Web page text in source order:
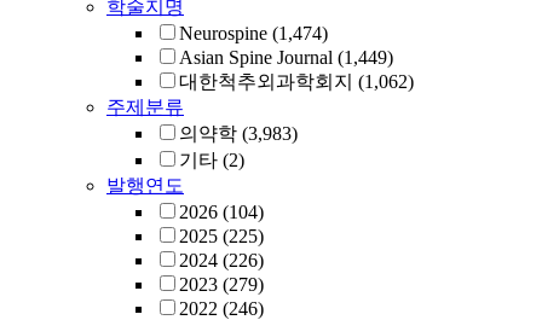
학술지명
Neurospine (1,474)
Asian Spine Journal (1,449)
대한척추외과학회지 (1,062)
주제분류
의약학 (3,983)
기타 (2)
발행연도
2026 (104)
2025 (225)
2024 (226)
2023 (279)
2022 (246)